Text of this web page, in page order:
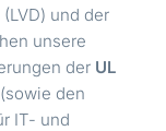
und der
unsere
der UL
den
IT- und